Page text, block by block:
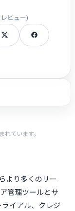
ビュー)
ています。
より多くのリー
管理ツールとサ
イアル、クレジ